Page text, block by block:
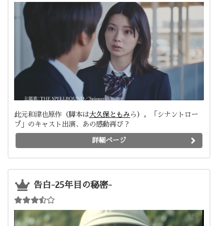
此元和津也原作（脚本は大久保ともみ ら）。「シナントロー
プ」のキャスト出演、あの感動再び？
詳細ページ
告白-25年目の秘密-